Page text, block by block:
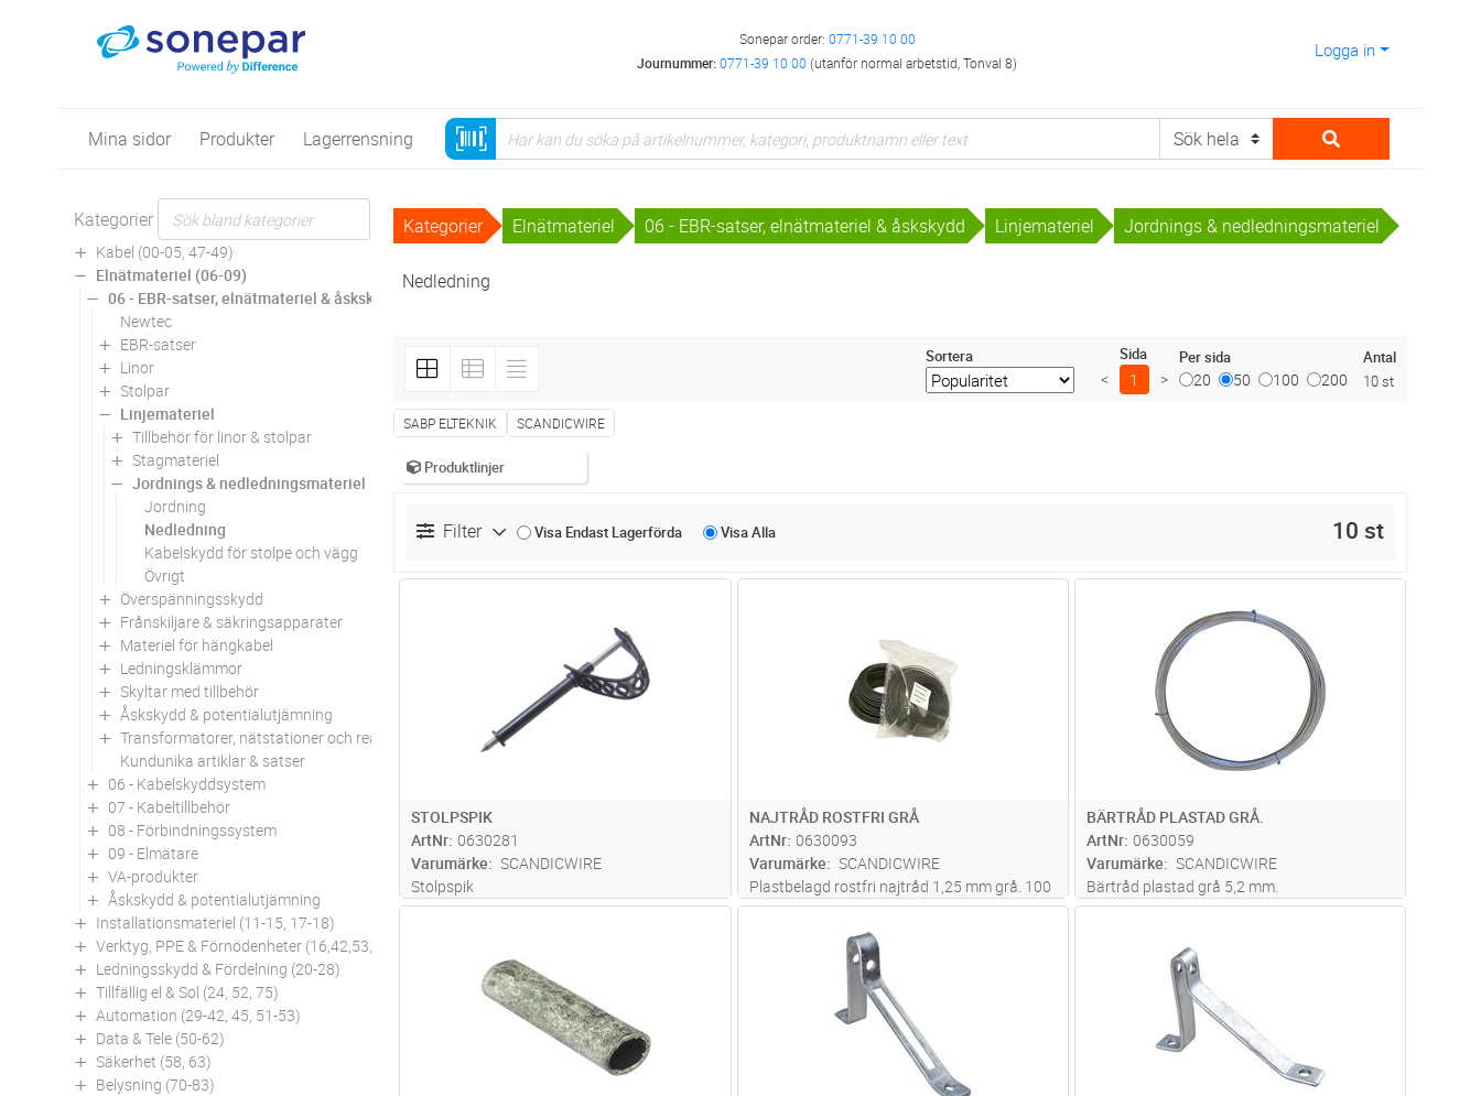
Sonepar order: 0771-39 10 00
Journummer:0771-39 10 00 (utanför normal arbetstid, Tonval 8)
Logga in
Mina sidor Produkter Lagerrensning
Kategorier
Kabel (00-05, 47-49)
Elnätmateriel (06-09)
06 - EBR-satser, elnätmateriel & åskskydd
Newtec
EBR-satser
Linor
Stolpar
Linjemateriel
Tillbehör för linor & stolpar
Stagmateriel
Jordnings & nedledningsmateriel
Jordning
Nedledning
Kabelskydd för stolpe och vägg
Övrigt
Överspänningsskydd
Frånskiljare & säkringsapparater
Materiel för hängkabel
Ledningsklämmor
Skyltar med tillbehör
Åskskydd & potentialutjämning
Transformatorer, nätstationer och reaktorer
Kundunika artiklar & satser
06 - Kabelskyddsystem
07 - Kabeltillbehör
08 - Förbindningssystem
09 - Elmätare
VA-produkter
Åskskydd & potentialutjämning
Installationsmateriel (11-15, 17-18)
Verktyg, PPE & Förnödenheter (16,42,53,94)
Ledningsskydd & Fördelning (20-28)
Tillfällig el & Sol (24, 52, 75)
Automation (29-42, 45, 51-53)
Data & Tele (50-62)
Säkerhet (58, 63)
Belysning (70-83)
Kategorier Elnätmateriel 06 - EBR-satser, elnätmateriel & åskskydd Linjemateriel Jordnings & nedledningsmateriel
Nedledning
Sortera Sida
< 1 >
Per sida
20 50 100 200
Antal
10 st
SABP ELTEKNIK SCANDICWIRE
Produktlinjer
Filter Visa Endast Lagerförda VisaAlla 10 st
STOLPSPIK
ArtNr 0630281
Varumärke
SCANDICWIRE
Stolpspik
NAJTRÅD ROSTFRI GRÅ
ArtNr 0630093
Varumärke
SCANDICWIRE
Plastbelagd rostfri najtråd 1,25 mm grå. 100
m.
BÄRTRÅD PLASTAD GRÅ.
ArtNr 0630059
Varumärke
SCANDICWIRE
Bärtråd plastad grå 5,2 mm.